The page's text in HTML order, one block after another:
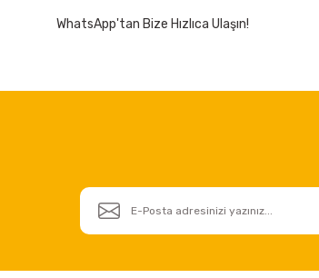
WhatsApp'tan Bize Hızlıca Ulaşın!